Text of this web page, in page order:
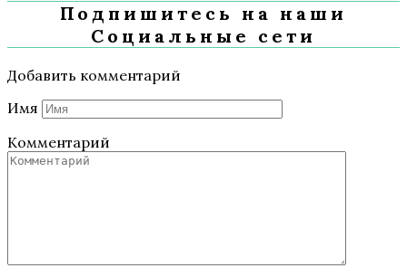
Подпишитесь на наши
Социальные сети
Добавить комментарий
Имя
Комментарий